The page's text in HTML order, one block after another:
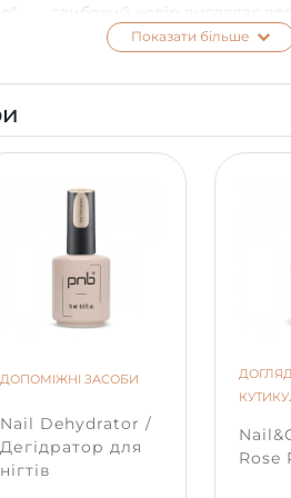
та
глибокий колір виглядає
чарівно.
Показати більше
ДОПОМІЖНІ ЗАСОБИ
Nail Dehydrator /
Дегідратор для
нігтів
ДОГЛЯД
Rose